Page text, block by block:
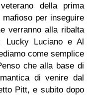
della prima
per inseguire
verranno alla ribalta
Lucky Luciano e Al
come semplice
che alla base di
di venire dal
Pitt, e subito dopo